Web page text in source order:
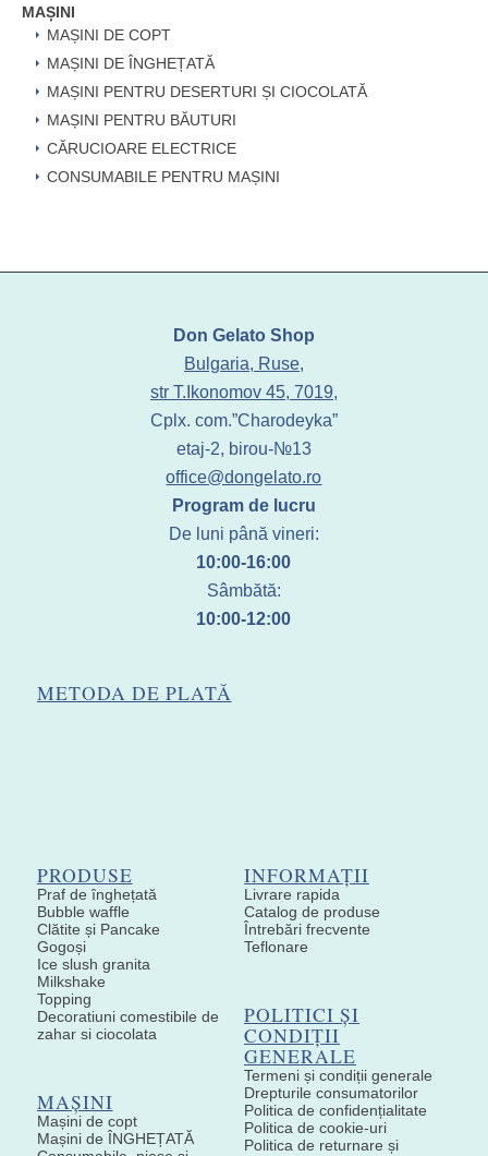
MAȘINI
MAȘINI DE COPT
MAȘINI DE ÎNGHEȚATĂ
MAȘINI PENTRU DESERTURI ȘI CIOCOLATĂ
MAȘINI PENTRU BĂUTURI
CĂRUCIOARE ELECTRICE
CONSUMABILE PENTRU MAȘINI
Don Gelato Shop
Bulgaria, Ruse,
str T.Ikonomov 45, 7019,
Cplx. com.”Charodeyka”
etaj-2, birou-№13
office@dongelato.ro
Program de lucru
De luni până vineri:
10:00-16:00
Sâmbătă:
10:00-12:00
METODA DE PLATĂ
PRODUSE
Praf de înghețată
Bubble waffle
Clătite și Pancake
Gogoși
Ice slush granita
Milkshake
Topping
Decoratiuni comestibile de
zahar si ciocolata
MAȘINI
Mașini de copt
Mașini de ÎNGHEȚATĂ
INFORMAȚII
Livrare rapida
Catalog de produse
Întrebări frecvente
Teflonare
POLITICI ȘI
CONDIȚII
GENERALE
Termeni și condiții generale
Drepturile consumatorilor
Politica de confidențialitate
Politica de cookie-uri
Politica de returnare și